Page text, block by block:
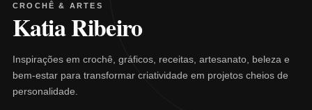
CROCHÊ & ARTES
Katia Ribeiro
Inspirações em crochê, gráficos, receitas, artesanato, beleza e
bem-estar para transformar criatividade em projetos cheios de
personalidade.